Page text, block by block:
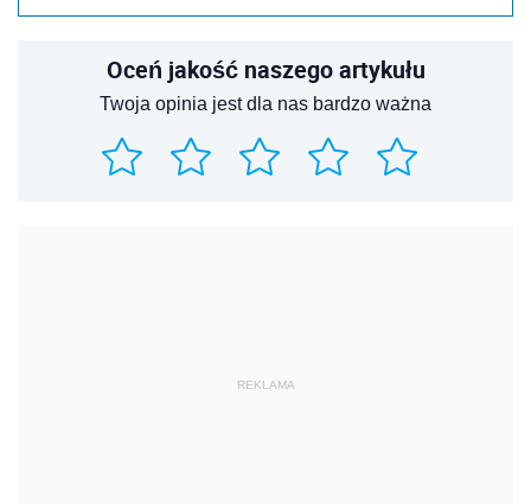
Oceń jakość naszego artykułu
Twoja opinia jest dla nas bardzo ważna
REKLAMA